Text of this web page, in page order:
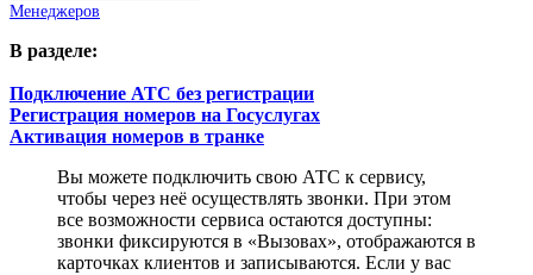
Менеджеров
В разделе:
Подключение АТС без регистрации
Регистрация номеров на Госуслугах
Активация номеров в транке
Вы можете подключить свою АТС к сервису,
чтобы через неё осуществлять звонки. При этом
все возможности сервиса остаются доступны:
звонки фиксируются в «Вызовах», отображаются в
карточках клиентов и записываются. Если у вас